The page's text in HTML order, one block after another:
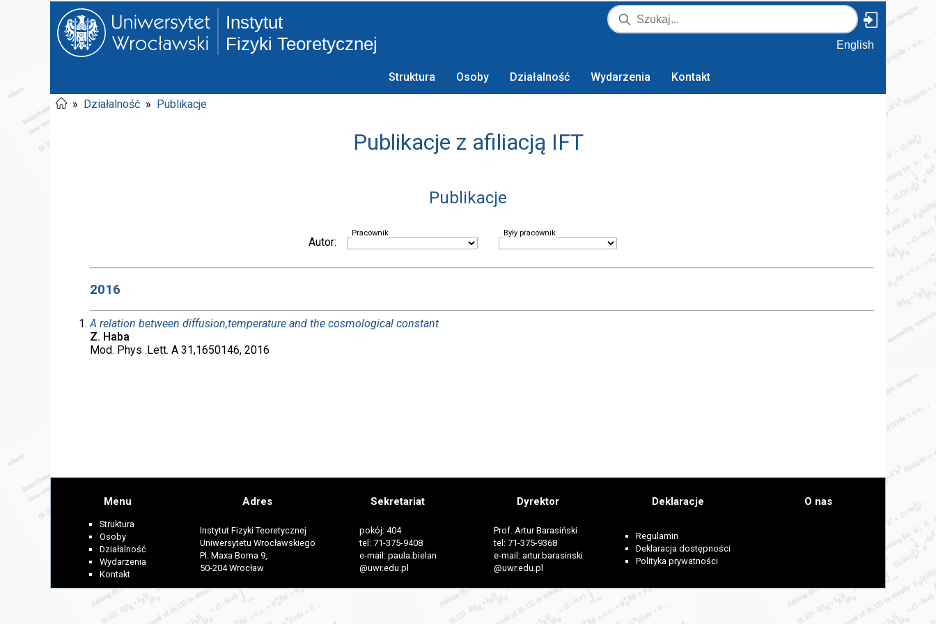
Instytut
Fizyki Teoretycznej
English
Struktura Osoby Działalność Wydarzenia Kontakt
» Działalność » Publikacje
Publikacje z afiliacją IFT
Publikacje
Autor:
Pracownik Były pracownik
2016
A relation between diffusion,temperature and the cosmological constant
Z. Haba
Mod. Phys .Lett. A 31,1650146, 2016
Menu
Struktura
Osoby
Działalność
Wydarzenia
Kontakt
Adres
Instytut Fizyki Teoretycznej
Uniwersytetu Wrocławskiego
Pl. Maxa Borna 9,
50-204 Wrocław
Sekretariat
pokój: 404
tel: 71-375-9408
e-mail: paula.bielan
@uwr.edu.pl
Dyrektor
Prof. Artur Barasiński
tel: 71-375-9368
e-mail: artur.barasinski
@uwr.edu.pl
Deklaracje
Regulamin
Deklaracja dostępności
Polityka prywatności
O nas